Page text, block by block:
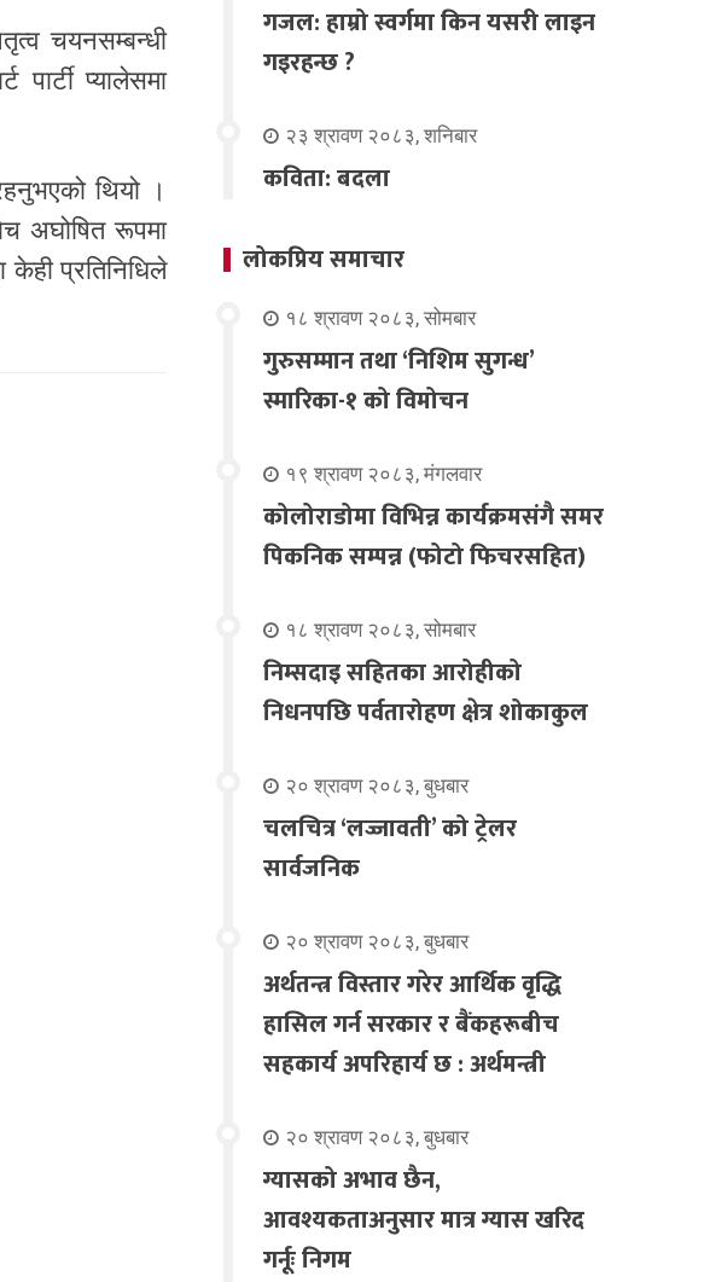
चयनसम्बन्धी
पार्टी प्यालेसमा
थियो ।
अघोषित रूपमा
केही प्रतिनिधिले
गजल: हाम्रो स्वर्गमा किन यसरी लाइन
गइरहन्छ ?
२३ श्रावण २०८३, शनिबार
कविता: बदला
लोकप्रिय समाचार
१८ श्रावण २०८३, सोमबार
गुरुसम्मान तथा ‘निशिम सुगन्ध’
स्मारिका-१ को विमोचन
१९ श्रावण २०८३, मंगलवार
कोलोराडोमा विभिन्न कार्यक्रमसंगै समर
पिकनिक सम्पन्न (फोटो फिचरसहित)
१८ श्रावण २०८३, सोमबार
निम्सदाइ सहितका आरोहीको
निधनपछि पर्वतारोहण क्षेत्र शोकाकुल
२० श्रावण २०८३, बुधबार
चलचित्र ‘लज्जावती’ को ट्रेलर
सार्वजनिक
२० श्रावण २०८३, बुधबार
अर्थतन्त्र विस्तार गरेर आर्थिक वृद्धि
हासिल गर्न सरकार र बैंकहरूबीच
सहकार्य अपरिहार्य छ : अर्थमन्त्री
२० श्रावण २०८३, बुधबार
ग्यासको अभाव छैन,
आवश्यकताअनुसार मात्र ग्यास खरिद
गर्नूः निगम